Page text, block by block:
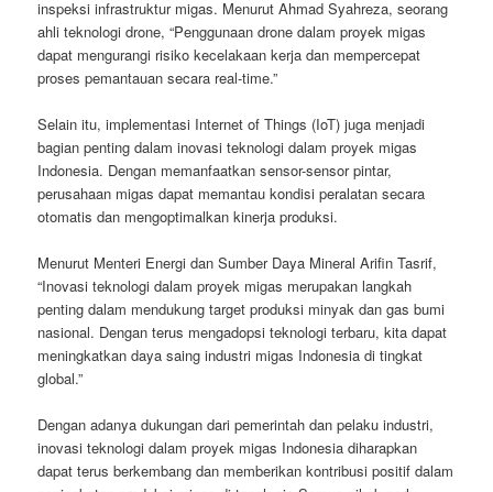
inspeksi infrastruktur migas. Menurut Ahmad Syahreza, seorang
ahli teknologi drone, “Penggunaan drone dalam proyek migas
dapat mengurangi risiko kecelakaan kerja dan mempercepat
proses pemantauan secara real-time.”
Selain itu, implementasi Internet of Things (IoT) juga menjadi
bagian penting dalam inovasi teknologi dalam proyek migas
Indonesia. Dengan memanfaatkan sensor-sensor pintar,
perusahaan migas dapat memantau kondisi peralatan secara
otomatis dan mengoptimalkan kinerja produksi.
Menurut Menteri Energi dan Sumber Daya Mineral Arifin Tasrif,
“Inovasi teknologi dalam proyek migas merupakan langkah
penting dalam mendukung target produksi minyak dan gas bumi
nasional. Dengan terus mengadopsi teknologi terbaru, kita dapat
meningkatkan daya saing industri migas Indonesia di tingkat
global.”
Dengan adanya dukungan dari pemerintah dan pelaku industri,
inovasi teknologi dalam proyek migas Indonesia diharapkan
dapat terus berkembang dan memberikan kontribusi positif dalam